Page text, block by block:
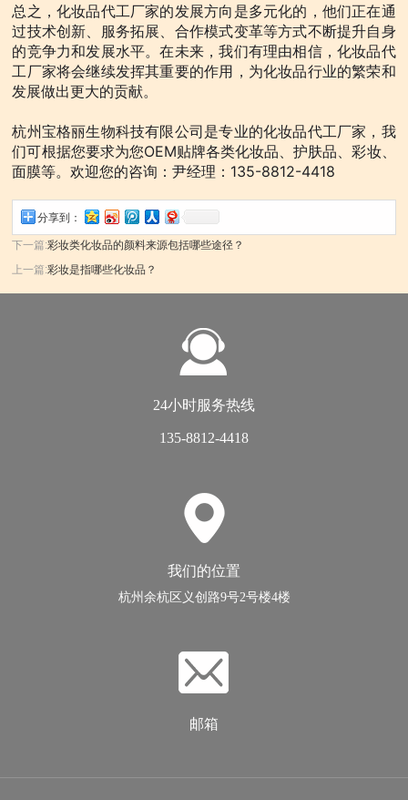
总之，化妆品代工厂家的发展方向是多元化的，他们正在通
过技术创新、服务拓展、合作模式变革等方式不断提升自身
的竞争力和发展水平。在未来，我们有理由相信，化妆品代
工厂家将会继续发挥其重要的作用，为化妆品行业的繁荣和
发展做出更大的贡献。
杭州宝格丽生物科技有限公司是专业的化妆品代工厂家，我
们可根据您要求为您OEM贴牌各类化妆品、护肤品、彩妆、
面膜等。欢迎您的咨询：尹经理：135-8812-4418
分享到：
下一篇:彩妆类化妆品的颜料来源包括哪些途径？
上一篇:彩妆是指哪些化妆品？
24小时服务热线
135-8812-4418
我们的位置
杭州余杭区义创路9号2号楼4楼
邮箱